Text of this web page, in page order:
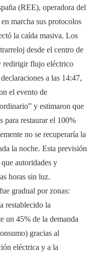
(REE), operadora del
marcha sus protocolos
la caída masiva. Los
desde el centro de
redirigir flujo eléctrico
a las 14:47,
el evento de
y estimaron que
para restaurar el 100%
no se recuperaría la
la noche​. Esta previsión
autoridades y
horas sin luz.
gradual por zonas:
restablecido la
un 45% de la demanda
gracias al
eléctrica y a la